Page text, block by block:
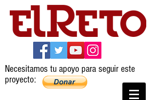
Necesitamos tu apoyo para seguir este
proyecto: